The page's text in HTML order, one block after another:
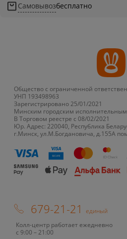
Самовывозбесплатно
Общество с ограниченной
УНП 193498963
Зарегистрировано 25/01/2021
Минским городским
В Торговом реестре с 08/02/2021
Юр. Адрес: 220040, Республика
г.Минск, ул.М.Богдановича, д.155А
679-21-21
единый
Колл-центр работает ежедневно
с 9:00 – 21:00